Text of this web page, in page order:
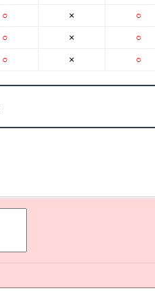
○
○
○
×
×
×
○
○
○